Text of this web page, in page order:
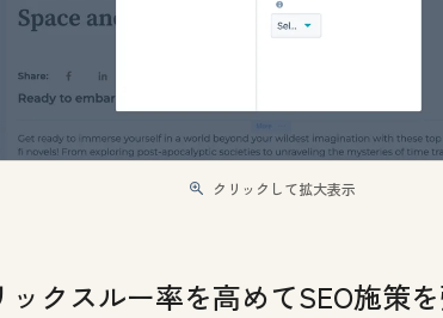
クリックして拡大表示
ックスルー率を高めてSEO施策